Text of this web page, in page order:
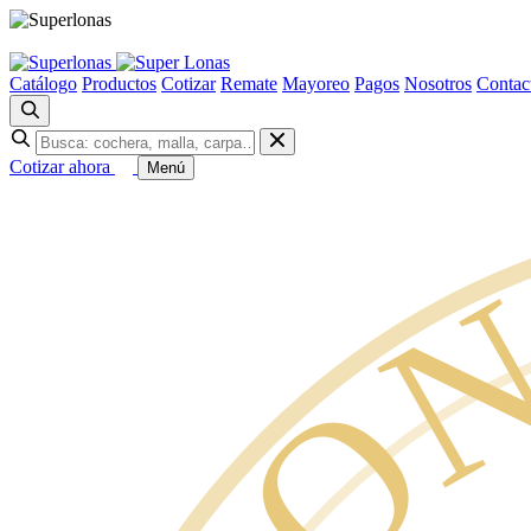
Catálogo Productos Cotizar Remate Mayoreo Pagos Nosotros
Cotizar ahora Menú